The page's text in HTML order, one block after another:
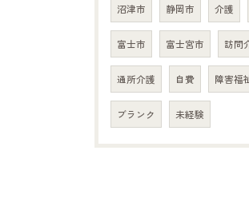
沼津市 静岡市 介護
富士市 富士宮市 訪問
通所介護 自費 障害福
ブランク 未経験